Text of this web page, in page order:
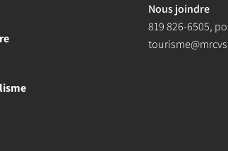
Nous joindre
819 826-6505,